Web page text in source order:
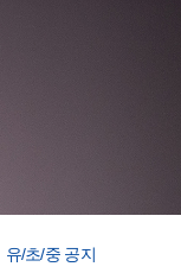
유/초/중 공지